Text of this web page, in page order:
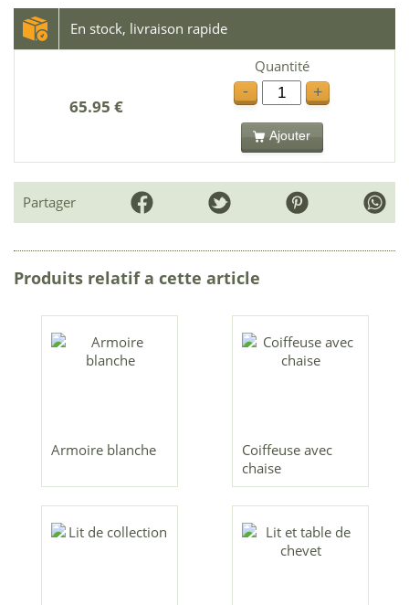
En stock, livraison rapide
65.95 €
Quantité
-
+
Ajouter
Partager
Produits relatif a cette article
Armoire blanche
Coiffeuse avec
chaise